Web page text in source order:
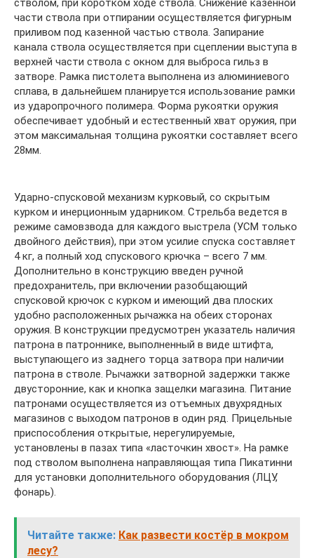
стволом, при коротком ходе ствола. Снижение казенной
части ствола при отпирании осуществляется фигурным
приливом под казенной частью ствола. Запирание
канала ствола осуществляется при сцеплении выступа в
верхней части ствола с окном для выброса гильз в
затворе. Рамка пистолета выполнена из алюминиевого
сплава, в дальнейшем планируется использование рамки
из ударопрочного полимера. Форма рукоятки оружия
обеспечивает удобный и естественный хват оружия, при
этом максимальная толщина рукоятки составляет всего
28мм.
Ударно-спусковой механизм курковый, со скрытым
курком и инерционным ударником. Стрельба ведется в
режиме самовзвода для каждого выстрела (УСМ только
двойного действия), при этом усилие спуска составляет
4 кг, а полный ход спускового крючка – всего 7 мм.
Дополнительно в конструкцию введен ручной
предохранитель, при включении разобщающий
спусковой крючок с курком и имеющий два плоских
удобно расположенных рычажка на обеих сторонах
оружия. В конструкции предусмотрен указатель наличия
патрона в патроннике, выполненный в виде штифта,
выступающего из заднего торца затвора при наличии
патрона в стволе. Рычажки затворной задержки также
двусторонние, как и кнопка защелки магазина. Питание
патронами осуществляется из отъемных двухрядных
магазинов с выходом патронов в один ряд. Прицельные
приспособления открытые, нерегулируемые,
установлены в пазах типа «ласточкин хвост». На рамке
под стволом выполнена направляющая типа Пикатинни
для установки дополнительного оборудования (ЛЦУ,
фонарь).
Читайте также: Как развести костёр в мокром
лесу?​